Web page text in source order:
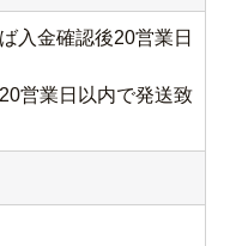
入金確認後20営業日
営業日以内で発送致